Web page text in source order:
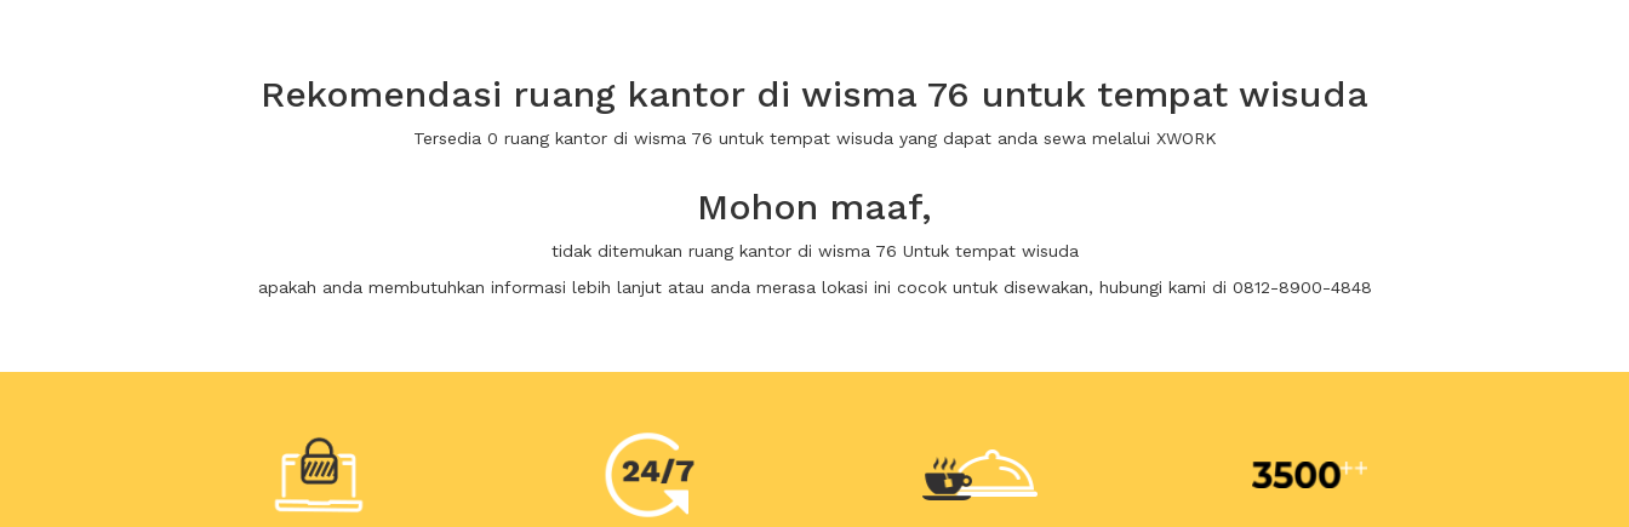
Rekomendasi ruang kantor di wisma 76 untuk tempat wisuda
Tersedia 0 ruang kantor di wisma 76 untuk tempat wisuda yang dapat anda sewa melalui XWORK
Mohon maaf,
tidak ditemukan ruang kantor di wisma 76 Untuk tempat wisuda
apakah anda membutuhkan informasi lebih lanjut atau anda merasa lokasi ini cocok untuk disewakan, hubungi kami di 0812-8900-4848